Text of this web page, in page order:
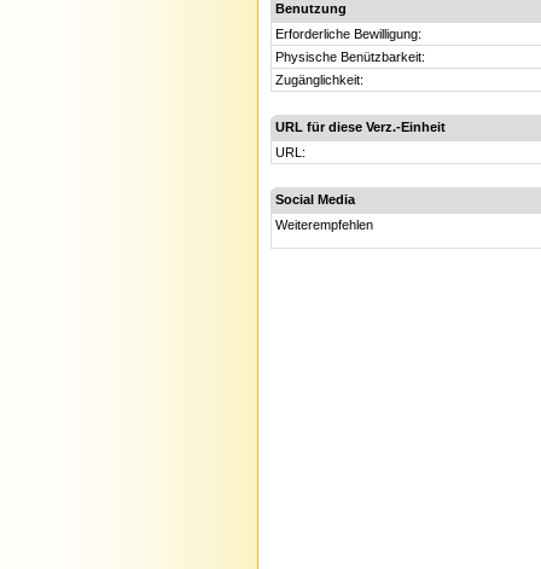
Benutzung
Erforderliche Bewilligung:
Physische Benützbarkeit:
Zugänglichkeit:
URL für diese Verz.-Einheit
URL:
Social Media
Weiterempfehlen